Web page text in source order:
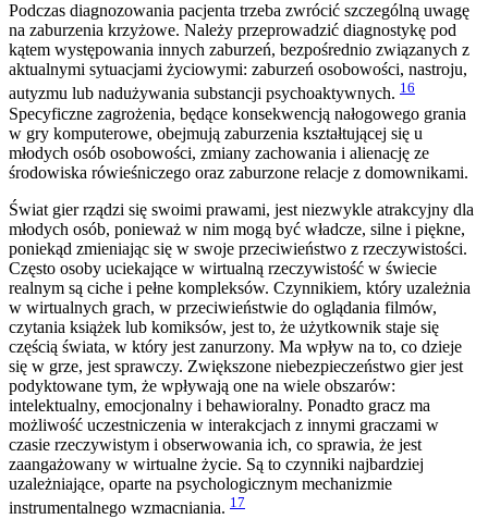
Podczas diagnozowania pacjenta trzeba zwrócić szczególną uwagę
na zaburzenia krzyżowe. Należy przeprowadzić diagnostykę pod
kątem występowania innych zaburzeń, bezpośrednio związanych z
aktualnymi sytuacjami życiowymi: zaburzeń osobowości, nastroju,
autyzmu lub nadużywania substancji psychoaktywnych. 16
Specyficzne zagrożenia, będące konsekwencją nałogowego grania
w gry komputerowe, obejmują zaburzenia kształtującej się u
młodych osób osobowości, zmiany zachowania i alienację ze
środowiska rówieśniczego oraz zaburzone relacje z domownikami.
Świat gier rządzi się swoimi prawami, jest niezwykle atrakcyjny dla
młodych osób, ponieważ w nim mogą być władcze, silne i piękne,
poniekąd zmieniając się w swoje przeciwieństwo z rzeczywistości.
Często osoby uciekające w wirtualną rzeczywistość w świecie
realnym są ciche i pełne kompleksów. Czynnikiem, który uzależnia
w wirtualnych grach, w przeciwieństwie do oglądania filmów,
czytania książek lub komiksów, jest to, że użytkownik staje się
częścią świata, w który jest zanurzony. Ma wpływ na to, co dzieje
się w grze, jest sprawczy. Zwiększone niebezpieczeństwo gier jest
podyktowane tym, że wpływają one na wiele obszarów:
intelektualny, emocjonalny i behawioralny. Ponadto gracz ma
możliwość uczestniczenia w interakcjach z innymi graczami w
czasie rzeczywistym i obserwowania ich, co sprawia, że jest
zaangażowany w wirtualne życie. Są to czynniki najbardziej
uzależniające, oparte na psychologicznym mechanizmie
instrumentalnego wzmacniania. 17